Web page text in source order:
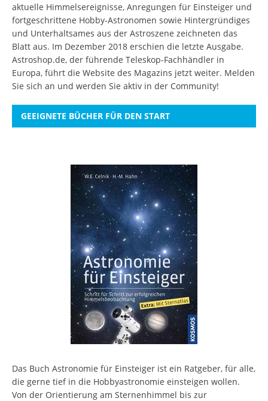
aktuelle Himmelsereignisse, Anregungen für Einsteiger und
fortgeschrittene Hobby-Astronomen sowie Hintergründiges
und Unterhaltsames aus der Astroszene zeichneten das
Blatt aus. Im Dezember 2018 erschien die letzte Ausgabe.
Astroshop.de, der führende Teleskop-Fachhändler in
Europa, führt die Website des Magazins jetzt weiter. Melden
Sie sich an und werden Sie aktiv in der Community!
GEEIGNETE BÜCHER FÜR DEN START
Das Buch Astronomie für Einsteiger ist ein Ratgeber, für alle,
die gerne tief in die Hobbyastronomie einsteigen wollen.
Von der Orientierung am Sternenhimmel bis zur